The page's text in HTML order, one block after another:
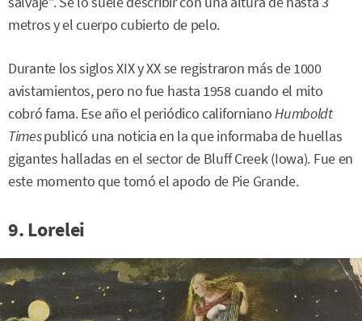
metros y el cuerpo cubierto de pelo.
Durante los siglos XIX y XX se registraron más de 1000
avistamientos, pero no fue hasta 1958 cuando el mito
cobró fama. Ese año el periódico californianoHumboldt
Timespublicó una noticia en la que informaba de huellas
gigantes halladas en el sector de Bluff Creek (Iowa). Fue en
este momento que tomó el apodo de Pie Grande.
9. Lorelei